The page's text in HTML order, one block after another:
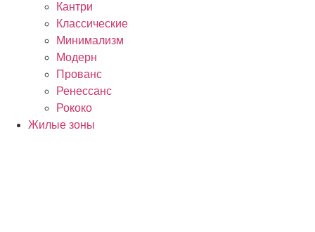
Кантри
Классические
Минимализм
Модерн
Прованс
Ренессанс
Рококо
Жилые зоны